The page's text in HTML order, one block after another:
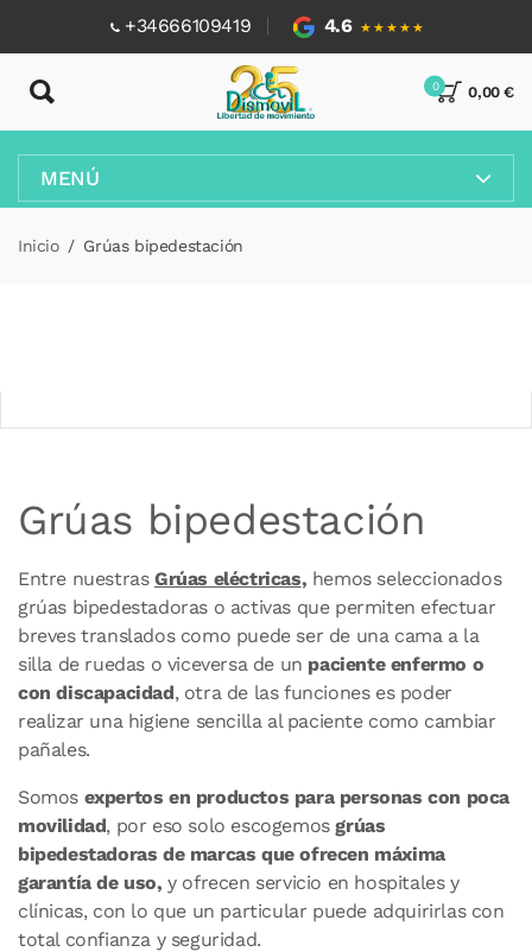
+34666109419 4.6 ★★★★★
0,00 €
0
MENÚ
Inicio Grúas bipedestación
Grúas bipedestación
Entre nuestras Grúas eléctricas, hemos seleccionados
grúas bipedestadoras o activas que permiten efectuar
breves translados como puede ser de una cama a la
silla de ruedas o viceversa de un paciente enfermo o
con discapacidad, otra de las funciones es poder
realizar una higiene sencilla al paciente como cambiar
pañales.
Somos expertos en productos para personas con poca
movilidad, por eso solo escogemosgrúas
bipedestadoras de marcas que ofrecen máxima
garantía de uso, y ofrecen servicio en hospitales y
clínicas, con lo que un particular puede adquirirlas con
total confianza y seguridad.